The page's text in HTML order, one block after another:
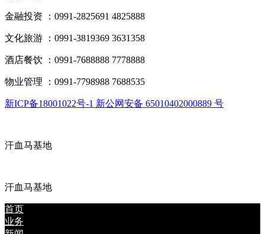
金融投资 ：0991-2825691 4825888
文化旅游 ：0991-3819369 3631358
酒店餐饮 ：0991-7688888 7778888
物业管理 ：0991-7798988 7688535
新ICP备18001022号-1 新公网安备 65010402000889 号
汗血马基地
汗血马基地
首页
业务